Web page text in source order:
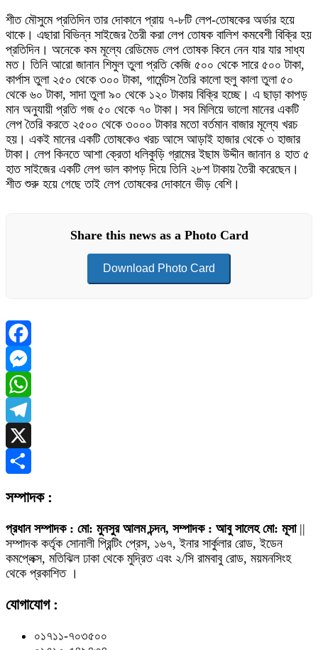
শীত মৌসুমে প্রতিদিন তার দোকানে প্রায় ৭-৮টি লেপ-তোষকের অর্ডার হয়ে
থাকে। এছারা বিভিন্ন সাইজের তৈরী করা লেপ তোষক বালিশ কমবেশী বিক্রি হয়
প্রতিদিন। অনেকে কম মূল্যে রেডিমেড লেপ তোষক কিনে নেন যার যার সাধ্য
মত। তিনি আরো জানান শিমুল তুলা প্রতি কেজি ৫০০ থেকে সারে ৫০০ টাকা,
কার্পাস তুলা ২৫০ থেকে ৩০০ টাকা, গার্মেন্টস তৈরি কালো হুলু কালা তুলা ৫০
থেকে ৬০ টাকা, সাদা তুলা ৯০ থেকে ১২০ টাকায় বিক্রি হচ্ছে। এ ছাড়া কাপড়
মান অনুযায়ী প্রতি গজ ৫০ থেকে ৭০ টাকা। সব মিলিয়ে ভালো মানের একটি
লেপ তৈরি করতে ২৫০০ থেকে ৩০০০ টাকার মতো বর্তমান বাজার মূল্যে খরচ
হয়। একই মানের একটি তোষকেও খরচ আসে আড়াই হাজার থেকে ৩ হাজার
টাকা। লেপ কিনতে আশা ক্রেতা ধলিকুড়ি গ্রামের ইছাম উদ্দীন জানান ৪ হাত ৫
হাত সাইজের একটি লেপ ভাল কাপড় দিয়ে তিনি ২৮শ টাকায় তৈরী করেছেন।
শীত শুরু হয়ে গেছে তাই লেপ তোষকের দোকানে ভীড় বেশি।
Share this news as a Photo Card
Download Photo Card
Facebook
Messenger
WhatsApp
Telegram
X
সম্পাদক :
প্রধান সম্পাদক : মো: মুনসুর আলম চন্দন, সম্পাদক : আবু সালেহ মো: মূসা||
সম্পাদক কর্তৃক সোনালী প্রিন্টিং প্রেস, ১৬৭, ইনার সার্কুলার রোড, ইডেন
কমপ্লেক্স, মতিঝিল ঢাকা থেকে মুদ্রিত এবং ২/সি রামবাবু রোড, ময়মনসিংহ
থেকে প্রকাশিত ।
যোগাযোগ :
০১৭১১-৭০৩৫০০